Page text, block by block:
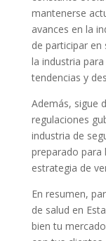
mantenerse
avances en la
de participar
la industria
tendencias y
Además, sigue
regulaciones
industria de
preparado para
estrategia de
En resumen,
de salud en
bien tu